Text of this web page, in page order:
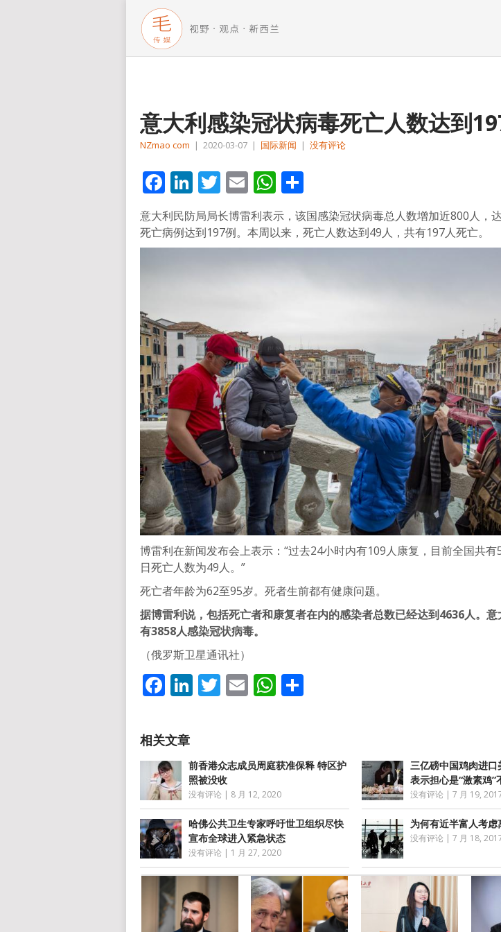
意大利感染冠状病毒死亡人数达到
NZmao com | 2020-03-07 | 国际新闻 | 没有评论
Facebook
LinkedIn
Twitter
EmailWhatsApp
享
意大利民防局局长博雷利表示，该国感染冠状病毒总人数增加近800人，
死亡病例达到197例。本周以来，死亡人数达到49人，共有197人死亡。
博雷利在新闻发布会上表示：“过去24小时内有109人康复，目前全国共有
日死亡人数为49人。”
死亡者年龄为62至95岁。死者生前都有健康问题。
据博雷利说，包括死亡者和康复者在内的感染者总数已经达到4636人。
有3858人感染冠状病毒。
（俄罗斯卫星通讯社）
Facebook
LinkedIn
Twitter
EmailWhatsApp
前香港众志成员周庭获准保释 特区护
照被没收
没有评论 | 8 月 12, 2020
三亿磅中国鸡肉进口
表示担心是“激素鸡”
没有评论 |7 月 19,
哈佛公共卫生专家呼吁世卫组织尽快
宣布全球进入紧急状态
没有评论 | 1 月 27, 2020
为何有近半富人考虑
没有评论 |7 月 18,